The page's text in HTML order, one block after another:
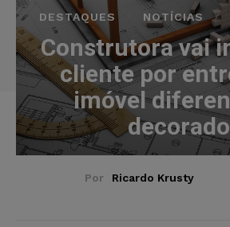
DESTAQUES NOTÍCIAS
Construtora vai
cliente por
imóvel
decorado
Por Ricardo Krusty